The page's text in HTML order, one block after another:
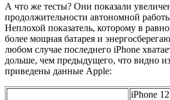
А что же тесты? Они показали
продолжительности автономной
Неплохой показатель, которому в
более мощная батарея и
любом случае последнего iPhone
дольше, чем предыдущего, что видно
приведены данные Apple:
iPhone 12